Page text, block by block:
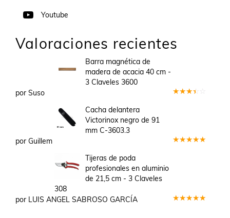
Youtube
Valoraciones recientes
Barra magnética de
madera de acacia 40 cm -
3 Claveles 3600
por Suso
Cacha delantera
Victorinox negro de 91
mm C-3603.3
por Guillem
Tijeras de poda
profesionales en aluminio
de 21,5 cm - 3 Claveles
308
por LUIS ANGEL SABROSO GARCÍA